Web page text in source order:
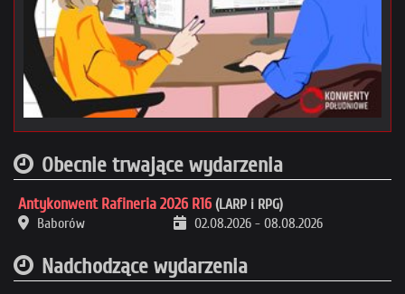
Obecnie trwające wydarzenia
Antykonwent Rafineria 2026 R16 (LARP i RPG)
Baborów
02.08.2026 - 08.08.2026
Nadchodzące wydarzenia